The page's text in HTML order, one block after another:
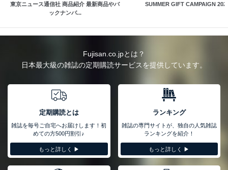
東京ニュース通信社 商品紹介 最新商品やバ
ックナンバ...
SUMMER GIFT CAMPAIGN
Fujisan.co.jpとは？
日本最大級の雑誌の定期購読サービスを提供しています。
定期購読とは
雑誌を毎号ご自宅へお届けします！初
めての方500円割引♪
もっと詳しく ▶︎
ランキング
雑誌の専門サイトが、独自の人気雑誌
ランキングを紹介！
もっと詳しく ▶︎